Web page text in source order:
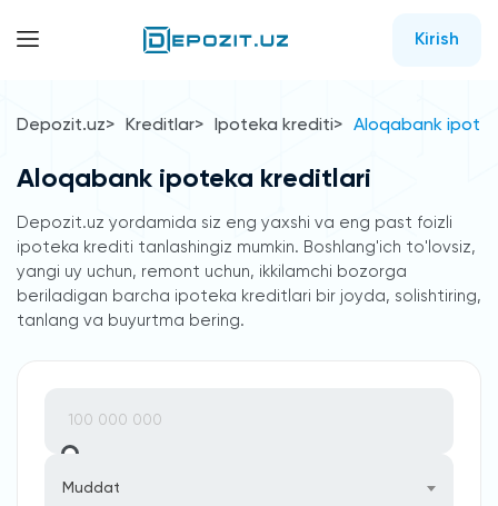
Kirish
Depozit.uz Kreditlar Ipoteka krediti Aloqabank
Aloqabank ipoteka kreditlari
Depozit.uz yordamida siz eng yaxshi va eng past foizli
ipoteka krediti tanlashingiz mumkin. Boshlang'ich to'lovsiz,
yangi uy uchun, remont uchun, ikkilamchi bozorga
beriladigan barcha ipoteka kreditlari bir joyda, solishtiring,
tanlang va buyurtma bering.
Muddat